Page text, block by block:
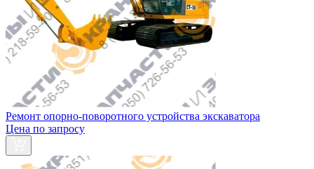
Ремонт опорно-поворотного устройства экскаватора
Цена по запросу